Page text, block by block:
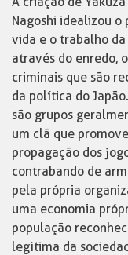
Nagoshi idealizou
vida e o trabalho
através do enredo,
criminais que são
da política do
são grupos
um clã que
propagação dos
contrabando de
pela própria
uma economia
população
legítima da